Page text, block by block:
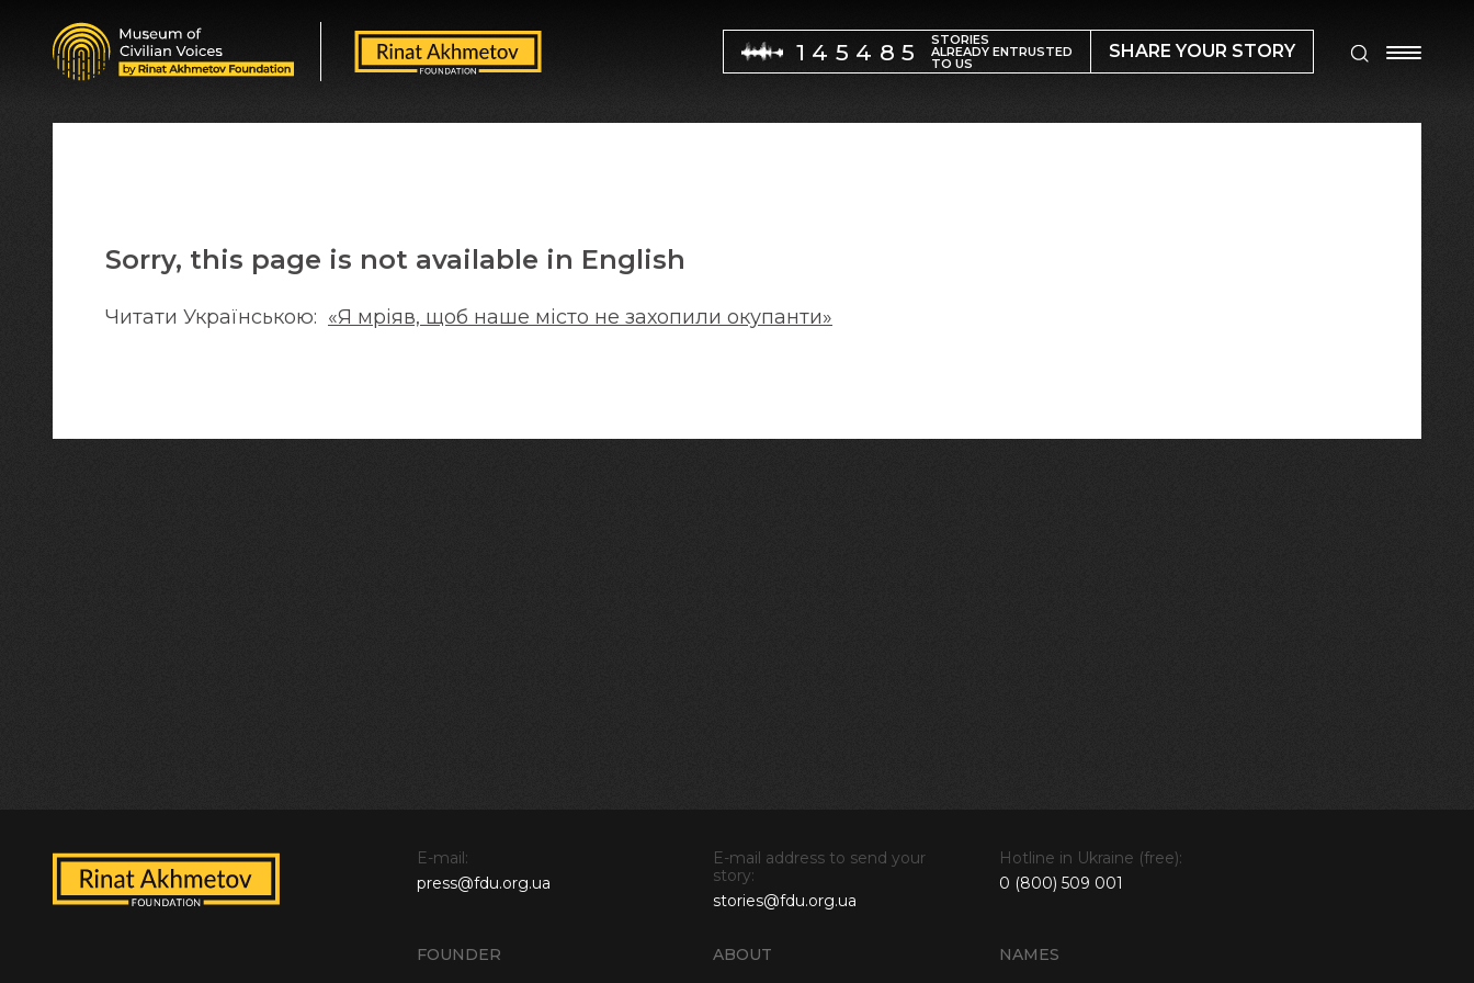
145485 STORIES
ALREADY ENTRUSTED
TO US
SHARE YOUR STORY
Sorry, this page is not available in English
Читати Українською: «Я мріяв, щоб наше місто не захопили окупанти»
FOUNDER ABOUT NAMES
E-mail:
press@fdu.org.ua
E-mail address to send your
story:
stories@fdu.org.ua
Hotline in Ukraine (free):
0 (800) 509 001